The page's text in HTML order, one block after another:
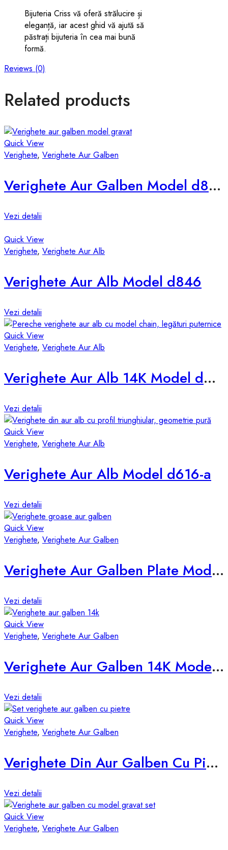
Bijuteria Criss vă oferă strălucire și
eleganță, iar acest ghid vă ajută să
păstrați bijuteria în cea mai bună
formă.
Reviews (0)
Related products
Quick View
Verighete, Verighete Aur Galben
Verighete Aur Galben Model d846-g
Vezi detalii
Quick View
Verighete, Verighete Aur Alb
Verighete Aur Alb Model d846
Vezi detalii
Quick View
Verighete, Verighete Aur Alb
Verighete Aur Alb 14K Model d833
Vezi detalii
Quick View
Verighete, Verighete Aur Alb
Verighete Aur Alb Model d616-a
Vezi detalii
Quick View
Verighete, Verighete Aur Galben
Verighete Aur Galben Plate Model vsp-4mm
Vezi detalii
Quick View
Verighete, Verighete Aur Galben
Verighete Aur Galben 14K Model d632-g
Vezi detalii
Quick View
Verighete, Verighete Aur Galben
Verighete Din Aur Galben Cu Pietre d856-g
Vezi detalii
Quick View
Verighete, Verighete Aur Galben